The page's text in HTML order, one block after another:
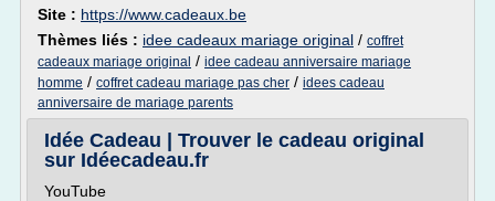
Site : https://www.cadeaux.be
Thèmes liés : idee cadeaux mariage original / coffret
cadeaux mariage original / idee cadeau anniversaire mariage
homme / coffret cadeau mariage pas cher / idees cadeau
anniversaire de mariage parents
Idée Cadeau | Trouver le cadeau original
sur Idéecadeau.fr
YouTube